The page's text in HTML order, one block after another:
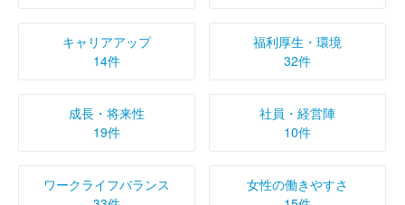
キャリアアップ
14件
福利厚生・環境
32件
成長・将来性
19件
社員・経営陣
10件
ワークライフバランス
女性の働きやすさ